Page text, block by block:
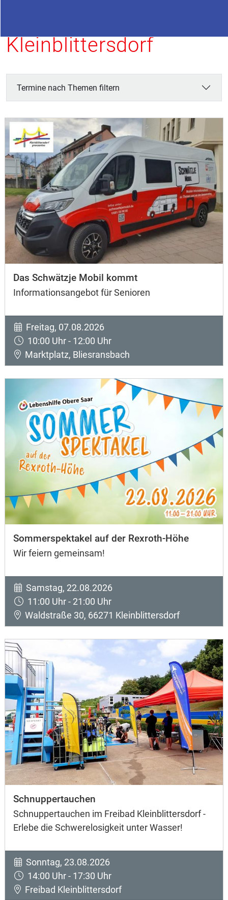
Kleinblittersdorf
Termine nach Themen filtern
Das Schwätzje Mobil kommt
Informationsangebot für Senioren
Freitag, 07.08.2026
10:00 Uhr - 12:00 Uhr
Marktplatz, Bliesransbach
Sommerspektakel auf der Rexroth-Höhe
Wir feiern gemeinsam!
Samstag, 22.08.2026
11:00 Uhr - 21:00 Uhr
Waldstraße 30, 66271 Kleinblittersdorf
Schnuppertauchen
Schnuppertauchen im Freibad Kleinblittersdorf -
Erlebe die Schwerelosigkeit unter Wasser!
Sonntag, 23.08.2026
14:00 Uhr - 17:30 Uhr
Freibad Kleinblittersdorf